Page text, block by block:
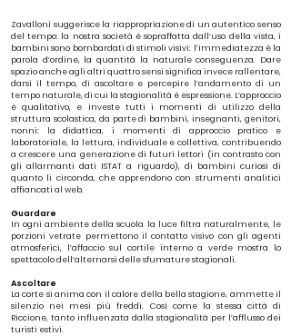
Zavalloni suggerisce la riappropriazione di un autentico senso
del tempo: la nostra società è sopraffatta dall’uso della vista, i
bambini sono bombardati di stimoli visivi: l’immediatezza è la
parola d’ordine, la quantità la naturale conseguenza. Dare
spazio anche agli altri quattro sensi significa invece rallentare,
darsi il tempo, di ascoltare e percepire l’andamento di un
tempo naturale, di cui la stagionalità è espressione. L’approccio
è qualitativo, e investe tutti i momenti di utilizzo della
struttura scolastica, da parte di bambini, insegnanti, genitori,
nonni: la didattica, i momenti di approccio pratico e
laboratoriale, la lettura, individuale e collettiva, contribuendo
a crescere una generazione di futuri lettori (in contrasto con
gli allarmanti dati ISTAT a riguardo), di bambini curiosi di
quanto li circonda, che apprendono con strumenti analitici
affiancati al web.
Guardare
In ogni ambiente della scuola la luce filtra naturalmente, le
porzioni vetrate permettono il contatto visivo con gli agenti
atmosferici, l’affaccio sul cortile interno a verde mostra lo
spettacolo dell’alternarsi delle sfumature stagionali.
Ascoltare
La corte si anima con il calore della bella stagione, ammette il
silenzio nei mesi più freddi. Così come la stessa città di
Riccione, tanto influenzata dalla stagionalità per l’afflusso dei
turisti estivi.